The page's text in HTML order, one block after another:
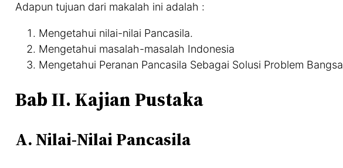
Adapun tujuan dari makalah ini adalah :
Mengetahui nilai-nilai Pancasila.
Mengetahui masalah-masalah Indonesia
Mengetahui Peranan Pancasila Sebagai Solusi Problem Bangsa
Bab II. Kajian Pustaka
A. Nilai-Nilai Pancasila